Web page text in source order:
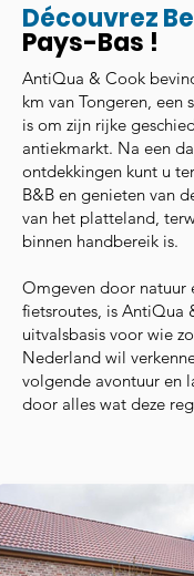
Découvrez
Pays-Bas !
AntiQua & Cook
km van Tongeren, een
is om zijn rijke
antiekmarkt. Na een
ontdekkingen kunt u
B&B en genieten van
van het platteland,
binnen handbereik is.
Omgeven door natuur
fietsroutes, is AntiQua
uitvalsbasis voor wie
Nederland wil
volgende avontuur en
door alles wat deze